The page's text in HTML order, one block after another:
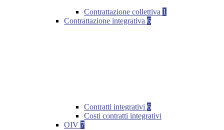
Contrattazione collettiva 1
Contrattazione integrativa 6
Contratti integrativi 6
Costi contratti integrativi
OIV 7